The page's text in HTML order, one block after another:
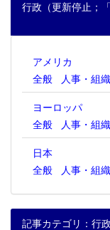
行政（更新停止；
アメリカ
全般
人事・組
ヨーロッパ
全般
人事・組
日本
全般
人事・組
記事カテゴリ：行